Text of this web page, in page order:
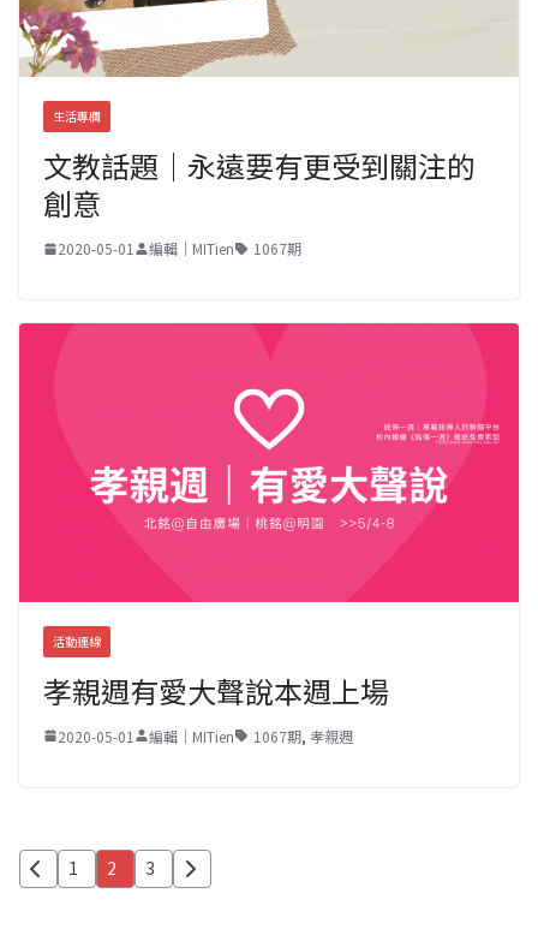
生活專欄
文教話題｜永遠要有更受到關注的
創意
2020-05-01 編輯｜MITien 1067期
活動連線
孝親週有愛大聲說本週上場
2020-05-01 編輯｜MITien 1067期, 孝親週
文 1 2 3